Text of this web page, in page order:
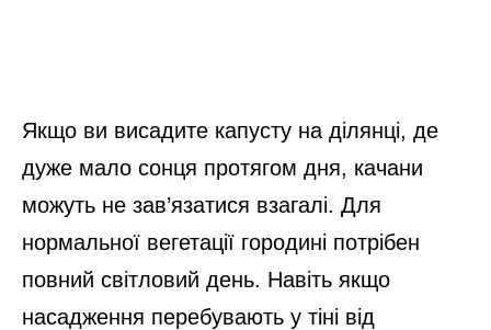
Якщо ви висадите капусту на ділянці, де
дуже мало сонця протягом дня, качани
можуть не зав’язатися взагалі. Для
нормальної вегетації городині потрібен
повний світловий день. Навіть якщо
насадження перебувають у тіні від